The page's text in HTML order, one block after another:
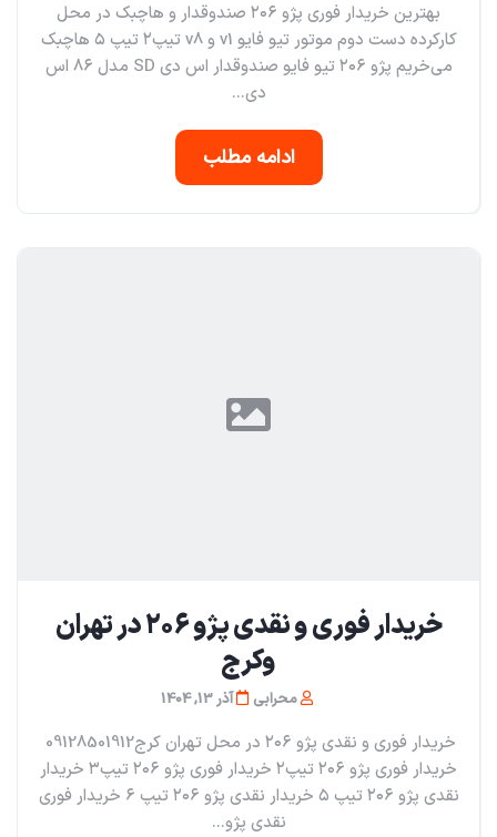
بهترین خریدار فوری پژو ۲۰۶ صندوقدار و هاچبک در محل
کارکرده دست دوم موتور تیو فایو v1 و v8 تیپ۲ تیپ ۵ هاچبک
می‌خریم پژو ۲۰۶ تیو فایو صندوقدار اس دی SD مدل ۸۶ اس
دی...
ادامه مطلب
خریدار فوری و نقدی پژو ۲۰۶ در تهران
و‌کرج
محرابی آذر 13, 1404
خریدار فوری پژو ۲۰۶ تیپ۲ خریدار فوری پژو ۲۰۶ تیپ۳ خریدار
نقدی پژو ۲۰۶ تیپ ۵ خریدار نقدی پژو ۲۰۶ تیپ ۶ خریدار فوری
نقدی پژو...